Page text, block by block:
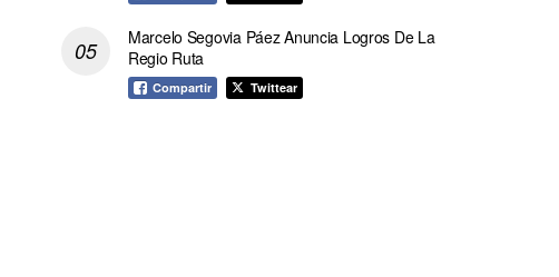
Marcelo Segovia Páez Anuncia Logros De La
Regio Ruta
Compartir Twittear